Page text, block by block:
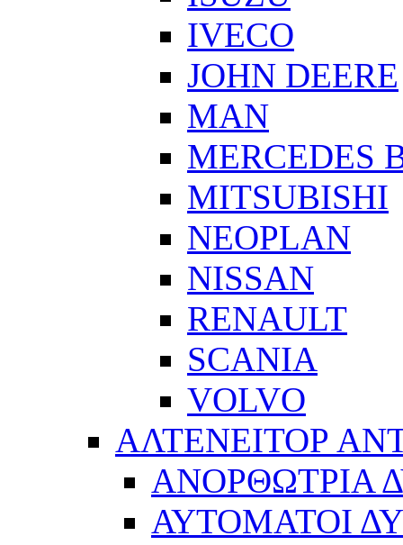
IVECO
JOHN DEERE
MAN
MERCEDES
MITSUBISHI
NEOPLAN
NISSAN
RENAULT
SCANIA
VOLVO
ΑΛΤΕΝΕΙΤΟΡ
ΑΝΟΡΘΩΤΡΙΑ
ΑΥΤΟΜΑΤΟΙ